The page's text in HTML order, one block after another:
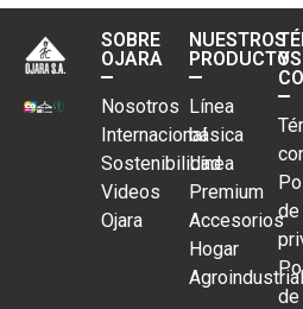
SOBRE
OJARA
Nosotros
Internacional
Sostenibilidad
Videos
Ojara
NUESTROS
PRODUCTOS
Línea
básica
Línea
Premium
Accesorios
Hogar
Y
de
de